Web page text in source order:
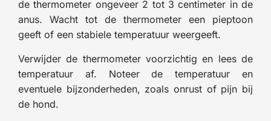
de thermometer ongeveer 2 tot 3 centimeter in de
anus. Wacht tot de thermometer een pieptoon
geeft of een stabiele temperatuur weergeeft.
Verwijder de thermometer voorzichtig en lees de
temperatuur af. Noteer de temperatuur en
eventuele bijzonderheden, zoals onrust of pijn bij
de hond.